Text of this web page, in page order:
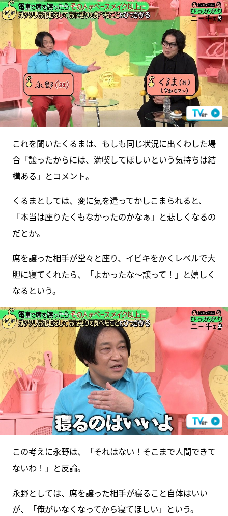
これを聞いたくるまは、もしも同じ状況に出くわした場
合「譲ったからには、満喫してほしいという気持ちは結
構ある」とコメント。
くるまとしては、変に気を遣ってかしこまられると、
「本当は座りたくもなかったのかなぁ」と悲しくなるの
だとか。
席を譲った相手が堂々と座り、イビキをかくレベルで大
胆に寝てくれたら、「よかったな～譲って！」と嬉しく
なるという。
この考えに永野は、「それはない！そこまで人間できて
ないわ！」と反論。
永野としては、席を譲った相手が寝ること自体はいい
が、「俺がいなくなってから寝てほしい」という。